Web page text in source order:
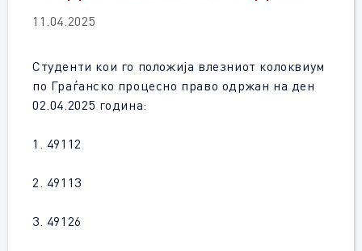
11.04.2025
Студенти кои го положија влезниот колоквиум
по Граѓанско процесно право одржан на ден
02.04.2025 година:
1. 49112
2. 49113
3. 49126